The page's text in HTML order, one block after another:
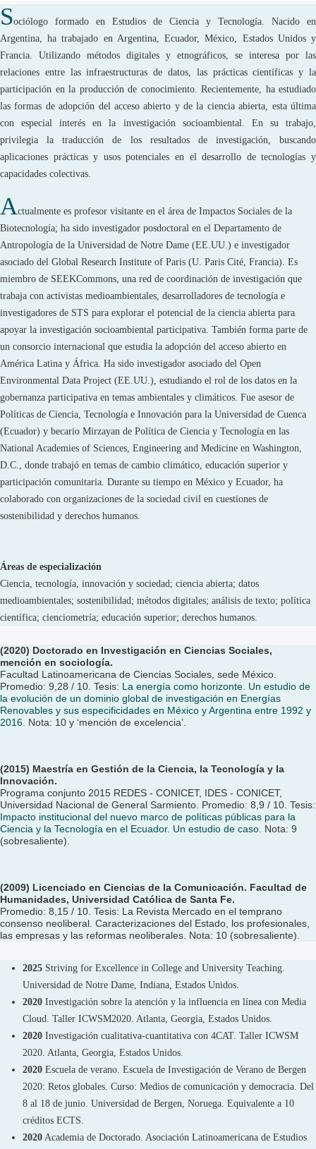
Sociólogo formado en Estudios de Ciencia y Tecnología. Nacido en
Argentina, ha trabajado en Argentina, Ecuador, México, Estados Unidos y
Francia. Utilizando métodos digitales y etnográficos, se interesa por las
relaciones entre las infraestructuras de datos, las prácticas científicas y la
participación en la producción de conocimiento. Recientemente, ha estudiado
las formas de adopción del acceso abierto y de la ciencia abierta, esta última
con especial interés en la investigación socioambiental. En su trabajo,
privilegia la traducción de los resultados de investigación, buscando
aplicaciones prácticas y usos potenciales en el desarrollo de tecnologías y
capacidades colectivas.
Actualmente es profesor visitante en el área de Impactos Sociales de la
Biotecnología; ha sido investigador posdoctoral en el Departamento de
Antropología de la Universidad de Notre Dame (EE.UU.) e investigador
asociado del Global Research Institute of Paris (U. Paris Cité, Francia). Es
miembro de SEEKCommons, una red de coordinación de investigación que
trabaja con activistas medioambientales, desarrolladores de tecnología e
investigadores de STS para explorar el potencial de la ciencia abierta para
apoyar la investigación socioambiental participativa. También forma parte de
un consorcio internacional que estudia la adopción del acceso abierto en
América Latina y África. Ha sido investigador asociado del Open
Environmental Data Project (EE.UU.), estudiando el rol de los datos en la
gobernanza participativa en temas ambientales y climáticos. Fue asesor de
Políticas de Ciencia, Tecnología e Innovación para la Universidad de Cuenca
(Ecuador) y becario Mirzayan de Política de Ciencia y Tecnología en las
National Academies of Sciences, Engineering and Medicine en Washington,
D.C., donde trabajó en temas de cambio climático, educación superior y
participación comunitaria. Durante su tiempo en México y Ecuador, ha
colaborado con organizaciones de la sociedad civil en cuestiones de
sostenibilidad y derechos humanos.
Áreas de especialización
Ciencia, tecnología, innovación y sociedad; ciencia abierta; datos
medioambientales; sostenibilidad; métodos digitales; análisis de texto; política
científica; cienciometría; educación superior; derechos humanos.
(2020) Doctorado en Investigación en Ciencias Sociales,
mención en sociología.
Facultad Latinoamericana de Ciencias Sociales, sede México.
Promedio: 9,28 / 10. Tesis: La energía como horizonte. Un estudio de
la evolución de un dominio global de investigación en Energías
Renovables y sus especificidades en México y Argentina entre 1992 y
2016. Nota: 10 y ‘mención de excelencia’.
(2015) Maestría en Gestión de la Ciencia, la Tecnología y la
Innovación.
Programa conjunto 2015 REDES - CONICET, IDES - CONICET,
Universidad Nacional de General Sarmiento. Promedio: 8,9 / 10. Tesis:
Impacto institucional del nuevo marco de políticas públicas para la
Ciencia y la Tecnología en el Ecuador. Un estudio de caso. Nota: 9
(sobresaliente).
(2009) Licenciado en Ciencias de la Comunicación. Facultad de
Humanidades, Universidad Católica de Santa Fe.
Promedio: 8,15 / 10. Tesis: La Revista Mercado en el temprano
consenso neoliberal. Caracterizaciones del Estado, los profesionales,
las empresas y las reformas neoliberales. Nota: 10 (sobresaliente).
2025 Striving for Excellence in College and University Teaching.
Universidad de Notre Dame, Indiana, Estados Unidos.
2020 Investigación sobre la atención y la influencia en línea con Media
Cloud. Taller ICWSM2020. Atlanta, Georgia, Estados Unidos.
2020 Investigación cualitativa-cuantitativa con 4CAT. Taller ICWSM
2020. Atlanta, Georgia, Estados Unidos.
2020 Escuela de verano. Escuela de Investigación de Verano de Bergen
2020: Retos globales. Curso: Medios de comunicación y democracia. Del
8 al 18 de junio. Universidad de Bergen, Noruega. Equivalente a 10
créditos ECTS.
2020 Academia de Doctorado. Asociación Latinoamericana de Estudios